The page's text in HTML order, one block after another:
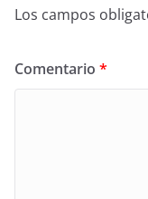
Los campos
Comentario *